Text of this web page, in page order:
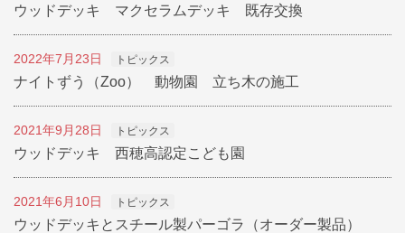
ウッドデッキ マクセラムデッキ 既存交換
2022年7月23日 トピックス
ナイトずう（Zoo） 動物園 立ち木の施工
2021年9月28日 トピックス
ウッドデッキ 西穂高認定こども園
2021年6月10日 トピックス
ウッドデッキとスチール製パーゴラ（オーダー製品）